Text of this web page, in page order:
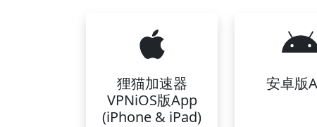
狸猫加速器
VPNiOS版App
(iPhone & iPad)
安卓版